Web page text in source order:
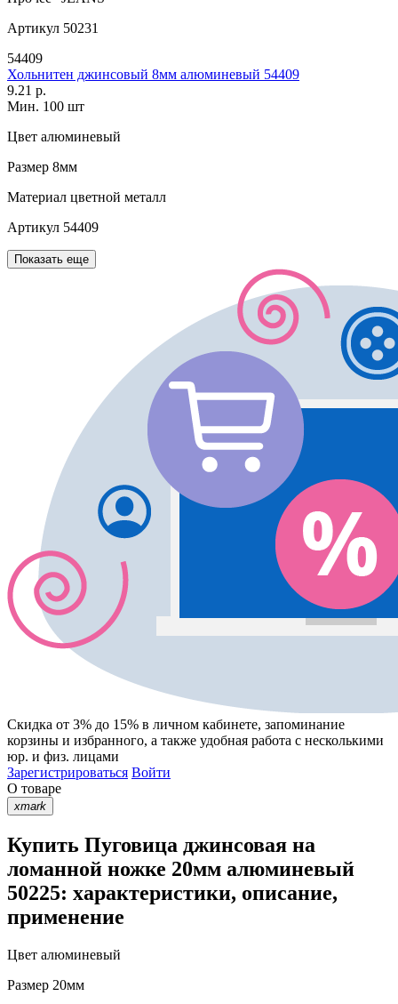
Артикул 50231
54409
Хольнитен джинсовый 8мм алюминевый 54409
9.21 р.
Мин. 100 шт
Цвет алюминевый
Размер 8мм
Материал цветной металл
Артикул 54409
Показать еще
Скидка от 3% до 15% в личном кабинете, запоминание
корзины и избранного, а также удобная работа с несколькими
юр. и физ. лицами
Зарегистрироваться Войти
О товаре
xmark
Купить Пуговица джинсовая на
ломанной ножке 20мм алюминевый
50225: характеристики, описание,
применение
Цвет алюминевый
Размер 20мм